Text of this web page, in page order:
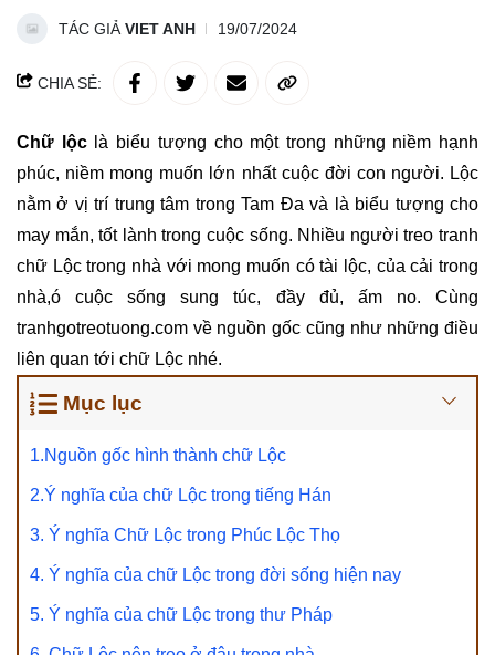
TÁC GIẢVIET ANH 19/07/2024
CHIA SẺ:
Chữ lộclà biểu tượng cho một trong những niềm hạnh
phúc, niềm mong muốn lớn nhất cuộc đời con người. Lộc
nằm ở vị trí trung tâm trong Tam Đa và là biểu tượng cho
may mắn, tốt lành trong cuộc sống. Nhiều người treo tranh
chữ Lộc trong nhà với mong muốn có tài lộc, của cải trong
nhà,ó cuộc sống sung túc, đầy đủ, ấm no. Cùng
tranhgotreotuong.com về nguồn gốc cũng như những điều
liên quan tới chữ Lộc nhé.
Mục lục
1.Nguồn gốc hình thành chữ Lộc
2.Ý nghĩa của chữ Lộc trong tiếng Hán
3. Ý nghĩa Chữ Lộc trong Phúc Lộc Thọ
4. Ý nghĩa của chữ Lộc trong đời sống hiện nay
5. Ý nghĩa của chữ Lộc trong thư Pháp